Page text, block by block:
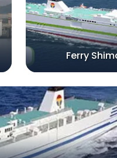
Ferry